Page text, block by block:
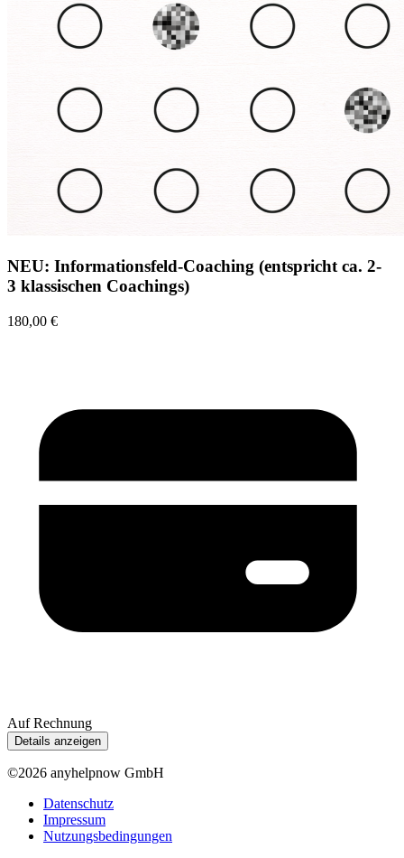
NEU: Informationsfeld-Coaching (entspricht ca. 2-
3 klassischen Coachings)
180,00 €
Auf Rechnung
Details anzeigen
©2026 anyhelpnow GmbH
Datenschutz
Impressum
Nutzungsbedingungen